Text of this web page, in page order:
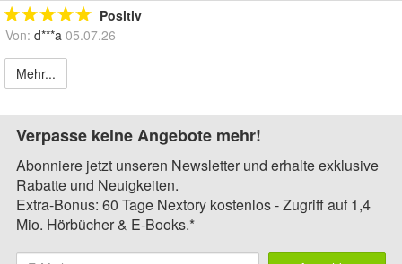
Positiv
Von: d***a 05.07.26
Mehr...
Verpasse keine Angebote mehr!
Abonniere jetzt unseren Newsletter und erhalte exklusive
Rabatte und Neuigkeiten.
Extra-Bonus: 60 Tage Nextory kostenlos - Zugriff auf 1,4
Mio. Hörbücher & E-Books.*